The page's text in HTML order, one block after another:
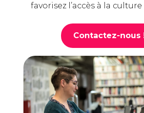
favorisez l’accès à la
Contactez-nous